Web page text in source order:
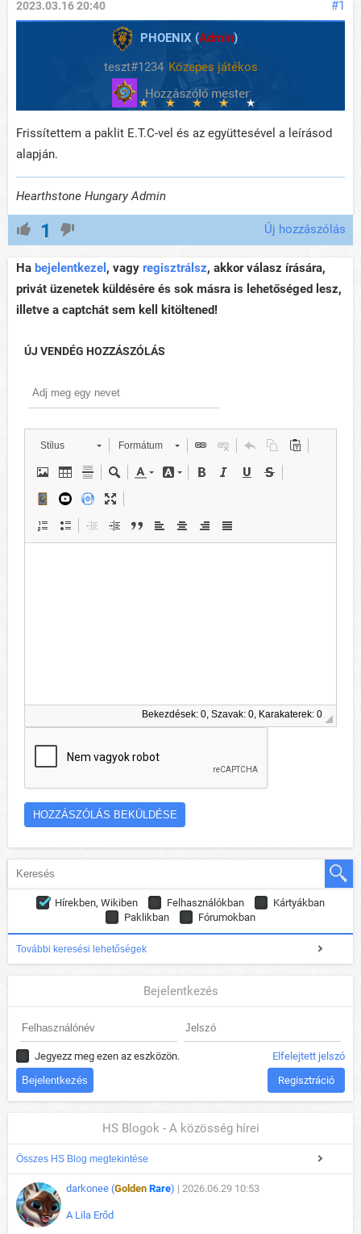
#1
2023.03.16 20:40
PHOENIX (Admin)
teszt#1234 Közepes játékos
Frissítettem a paklit E.T.C-vel és az együttesével a leírásod
alapján.
Hearthstone Hungary Admin
1 Új hozzászólás
Ha bejelentkezel , vagy regisztrálsz, akkor válasz írására,
privát üzenetek küldésére és sok másra is lehetőséged lesz,
illetve a captchát sem kell kitöltened!
ÚJ VENDÉG HOZZÁSZÓLÁS
Stílus Formátum
Bekezdések: 0, Szavak: 0, Karakaterek: 0
Hírekben, Wikiben Felhasználókban
Kártyákban
Paklikban
Fórumokban
További keresési lehetőségek
Bejelentkezés
Jegyezz meg ezen az eszközön. Elfelejtett jelszó
Regisztráció
HS Blogok - A közösség hírei
Összes HS Blog megtekintése
darkonee (Golden Rare) | 2026.06.29 10:53
A Lila Erőd